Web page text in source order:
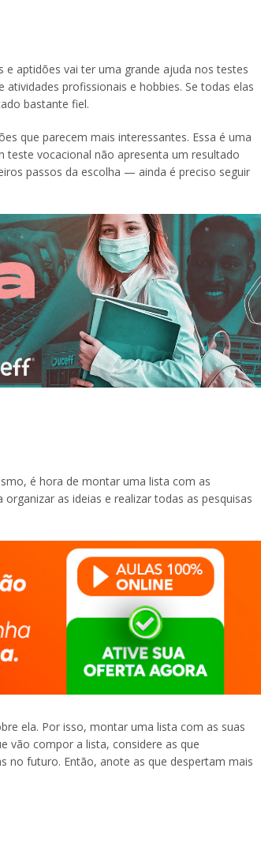
e aptidões vai ter uma grande ajuda nos testes
profissionais e hobbies. Se todas elas
bastante fiel.
que parecem mais interessantes. Essa é uma
vocacional não apresenta um resultado
passos da escolha — ainda é preciso seguir
é hora de montar uma lista com as
as ideias e realizar todas as pesquisas
ela. Por isso, montar uma lista com as suas
vão compor a lista, considere as que
no futuro. Então, anote as que despertam mais